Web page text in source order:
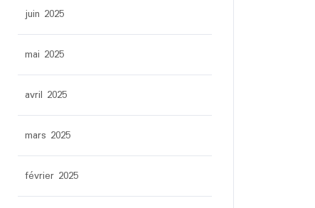
juin 2025
mai 2025
avril 2025
mars 2025
février 2025